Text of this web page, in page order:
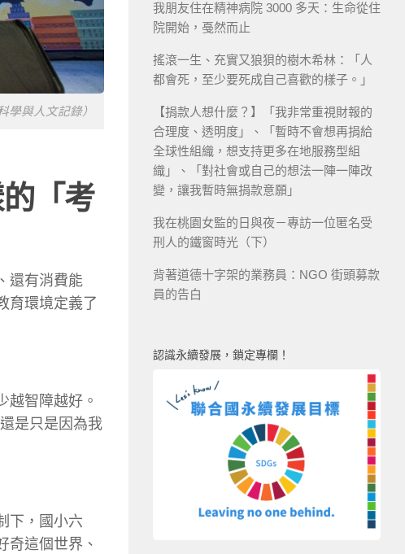
與人文記錄）
「考
還有消費能
育環境定義了
越智障越好。
是只是因為我
下，國小六
這個世界、
我朋友住在精神病院 3000 多天：生命從住
院開始，戞然而止
搖滾一生、充實又狼狽的樹木希林：「人
都會死，至少要死成自己喜歡的樣子。」
【捐款人想什麼？】「我非常重視財報的
合理度、透明度」、「暫時不會想再捐給
全球性組織，想支持更多在地服務型組
織」、「對社會或自己的想法一陣一陣改
變，讓我暫時無捐款意願」
我在桃園女監的日與夜－專訪一位匿名受
刑人的鐵窗時光（下）
背著道德十字架的業務員：NGO 街頭募款
員的告白
認識永續發展，鎖定專欄！